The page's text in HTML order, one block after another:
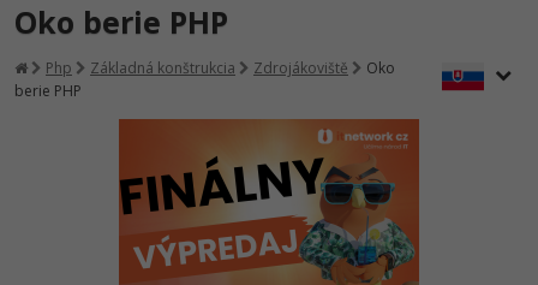
hradené úradom práce
Java -80%
C# .NET -80%
Prihlásiť sa| Registrovať
Oko berie PHP
Php Základná konštrukcia Zdrojákoviště
Oko
berie PHP